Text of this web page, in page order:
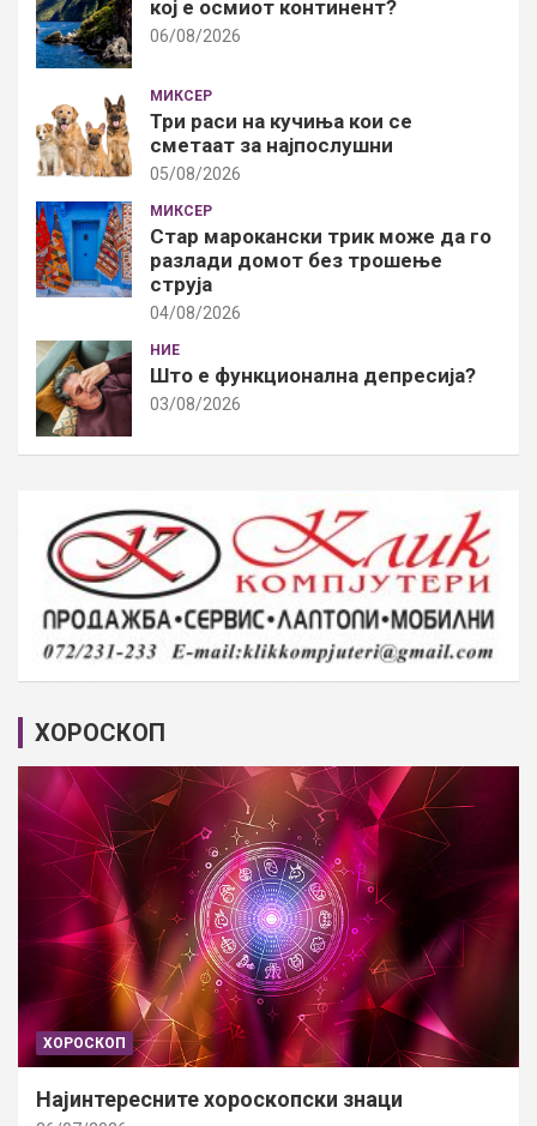
кој е осмиот континент?
06/08/2026
МИКСЕР
Три раси на кучиња кои се
сметаат за најпослушни
05/08/2026
МИКСЕР
Стар марокански трик може да го
разлади домот без трошење
струја
04/08/2026
НИЕ
Што е функционална депресија?
03/08/2026
ХОРОСКОП
ХОРОСКОП
Најинтересните хороскопски знаци